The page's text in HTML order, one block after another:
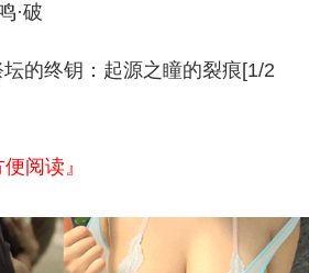
·破
的终钥：起源之瞳的裂痕[1/2
阅读』